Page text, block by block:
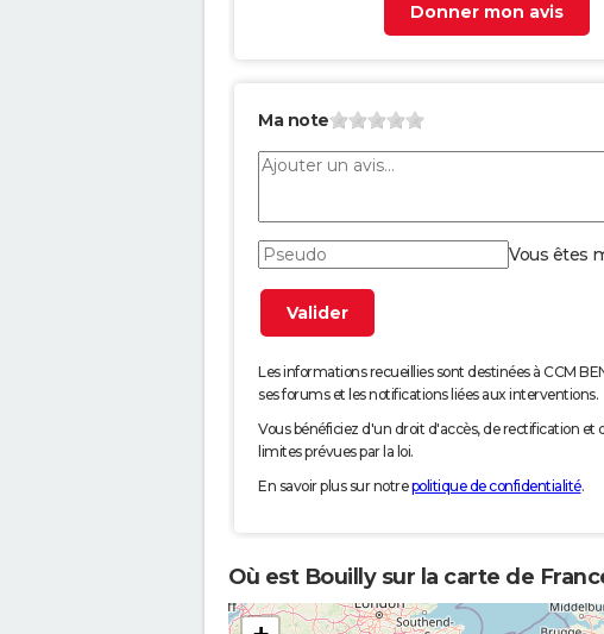
Donner mon avis
Ma note
Vous êtes
Les informations recueillies sont destinées à CCM
ses forums et les notifications liées aux interventions.
Vous bénéficiez d'un droit d'accès, de rectification et
limites prévues par la loi.
En savoir plus sur notrepolitique de confidentialité.
Où est Bouilly sur la carte de